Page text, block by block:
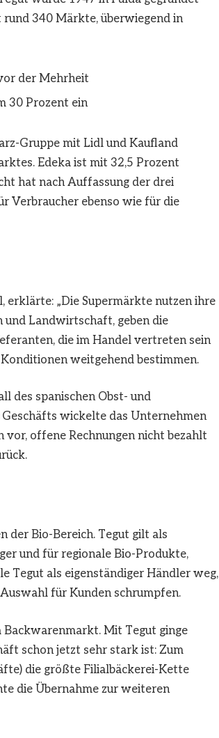
340 Märkte, überwiegend in
der Mehrheit
30 Prozent ein
Gruppe mit Lidlund Kaufland
Edeka ist mit 32,5 Prozent
hat nach Auffassung der drei
Verbraucher ebenso wie für die
erklärte: „Die Supermärkte nutzen ihre
Landwirtschaft, geben die
die im Handel vertreten sein
weitgehend bestimmen.
des spanischen Obst- und
wickelte das Unternehmen
offene Rechnungen nicht bezahlt
der Bio-Bereich. Tegut gilt als
und für regionale Bio-Produkte,
Tegut als eigenständiger Händler weg,
für Kunden schrumpfen.
Mit Tegut ginge
schon jetzt sehr stark ist: Zum
die größte Filialbäckerei-Kette
die Übernahme zur weiteren